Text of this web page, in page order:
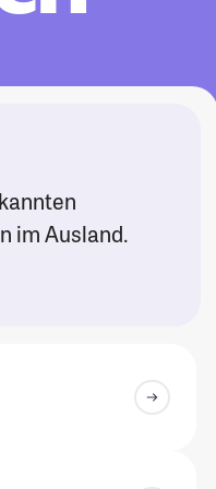
im Ausland.